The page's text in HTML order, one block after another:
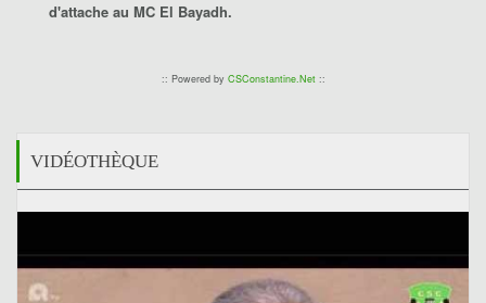
d'attache au MC El Bayadh.
:: Powered by CSConstantine.Net::
VIDÉOTHÈQUE